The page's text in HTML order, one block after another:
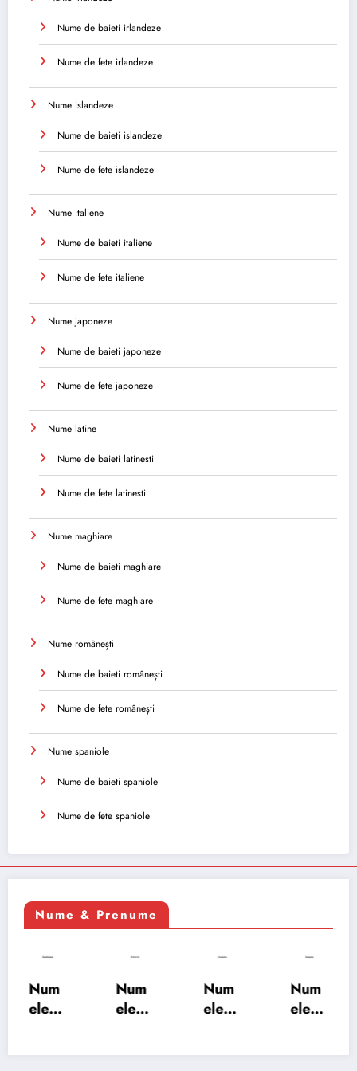
Nume de baieti irlandeze
Nume de fete irlandeze
Nume islandeze
Nume de baieti islandeze
Nume de fete islandeze
Nume italiene
Nume de baieti italiene
Nume de fete italiene
Nume japoneze
Nume de baieti japoneze
Nume de fete japoneze
Nume latine
Nume de baieti latinesti
Nume de fete latinesti
Nume maghiare
Nume de baieti maghiare
Nume de fete maghiare
Nume românești
Nume de baieti românești
Nume de fete românești
Nume spaniole
Nume de baieti spaniole
Nume de fete spaniole
Nume & Prenume
Num
ele
Num
ele
Num
ele
Num
ele